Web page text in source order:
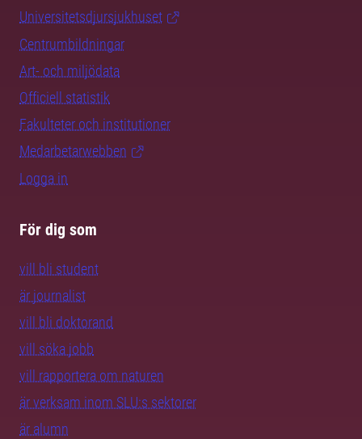
Universitetsdjursjukhuset
Centrumbildningar
Art- och miljödata
Officiell statistik
Fakulteter och institutioner
Medarbetarwebben
Logga in
För dig som
vill bli student
är journalist
vill bli doktorand
vill söka jobb
vill rapportera om naturen
är verksam inom SLU:s sektorer
är alumn